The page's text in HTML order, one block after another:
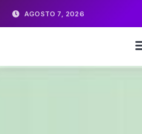
AGOSTO 7, 2026